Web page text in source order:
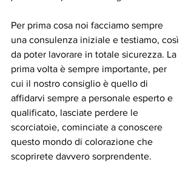
Per prima cosa noi facciamo sempre
una consulenza iniziale e testiamo, così
da poter lavorare in totale sicurezza. La
prima volta è sempre importante, per
cui il nostro consiglio è quello di
affidarvi sempre a personale esperto e
qualificato, lasciate perdere le
scorciatoie, cominciate a conoscere
questo mondo di colorazione che
scoprirete davvero sorprendente.